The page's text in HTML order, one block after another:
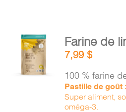
AJOUTER
AU
PANIER
/
Farine de
7,99$
100 % farine
Pastille de goût
Super aliment,
oméga-3.